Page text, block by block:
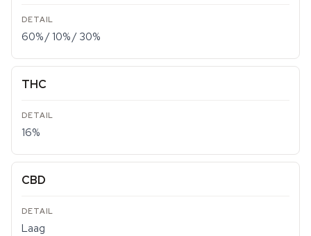
60% / 10% / 30%
THC
16%
CBD
Laag